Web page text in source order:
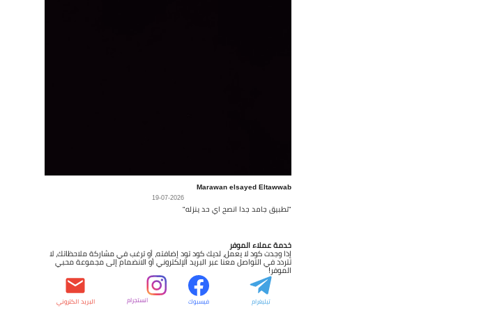
Marawan elsayed Eltawwab
19-07-2026
"تطبيق جامد جدا انصح اي حد ينزله"
خدمة عملاء الموفر
إذا وجدت كود لا يعمل، لديك كود تود إضافته، أو ترغب في مشاركة ملاحظاتك، لا
تتردد في التواصل معنا عبر البريد الإلكتروني أو الانضمام إلى مجموعة محبي
الموفر!
تيليغرام فيسبوك انستجرام البريد الكتروني